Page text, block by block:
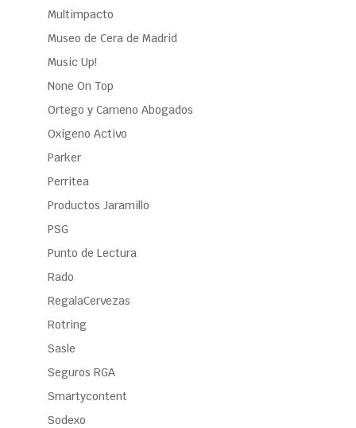
Multimpacto
Museo de Cera de Madrid
Music Up!
None On Top
Ortego y Cameno Abogados
Oxígeno Activo
Parker
Perritea
Productos Jaramillo
PSG
Punto de Lectura
Rado
RegalaCervezas
Rotring
Sasle
Seguros RGA
Smartycontent
Sodexo